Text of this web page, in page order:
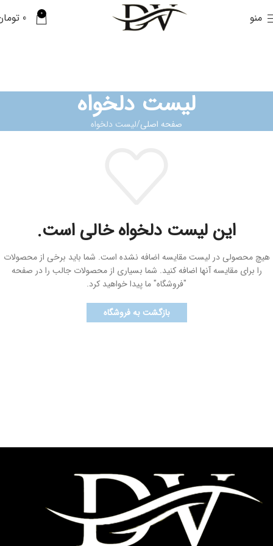
منو 0
0
لیست دلخواه
صفحه اصلی لیست دلخواه
این لیست دلخواه خالی است.
هیچ محصولی در لیست مقایسه اضافه نشده است. شما باید برخی از محصولات
را برای مقایسه آنها اضافه کنید. شما بسیاری از محصولات جالب را در صفحه
"فروشگاه" ما پیدا خواهید کرد.
بازگشت به فروشگاه